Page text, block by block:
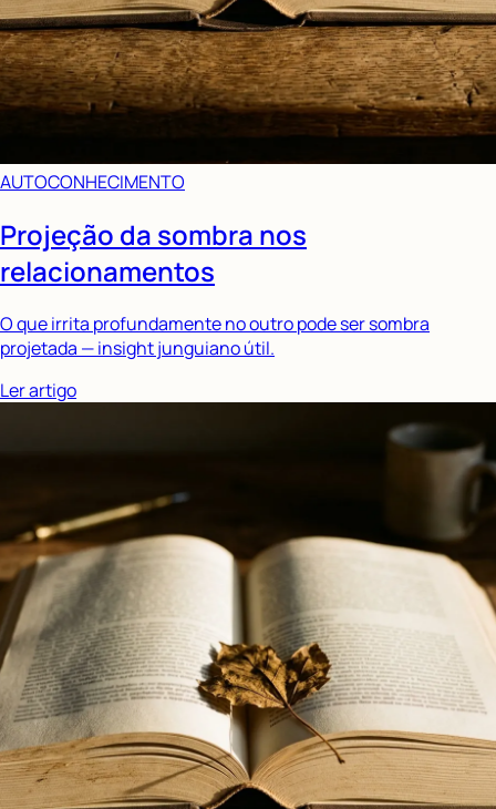
AUTOCONHECIMENTO
Projeção da sombra nos
relacionamentos
O que irrita profundamente no outro pode ser sombra
projetada — insight junguiano útil.
Ler artigo